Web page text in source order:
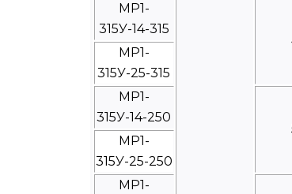
МР1-
315У-14-315
МР1-
315У-25-315
МР1-
315У-14-250
МР1-
315У-25-250
МР1-